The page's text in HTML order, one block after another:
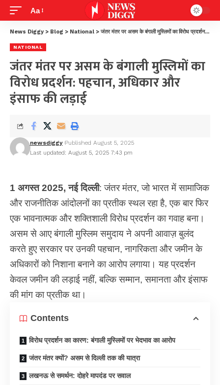
Aa
News Diggy > Blog > National > जंतर मंतर पर असम के बंगाली मुस्लिमों का विरोध प्रदर्शन: पहचान, अधिकार और इंसाफ की लड़ाई
NATIONAL
जंतर मंतर पर असम के बंगाली मुस्लिमों का
विरोध प्रदर्शन: पहचान, अधिकार और
इंसाफ की लड़ाई
Last updated: August 5, 2025 7:43 pm
newsdiggy Published August 5, 2025
1 अगस्त 2025, नई दिल्ली: जंतर मंतर, जो भारत में सामाजिक
और राजनीतिक आंदोलनों का प्रतीक स्थल रहा है, एक बार फिर
एक भावनात्मक और शक्तिशाली विरोध प्रदर्शन का गवाह बना।
असम से आए बंगाली मुस्लिम समुदाय ने अपनी आवाज़ बुलंद
करते हुए सरकार पर उनकी पहचान, नागरिकता और जमीन के
अधिकारों को निशाना बनाने का आरोप लगाया। यह प्रदर्शन
केवल जमीन की लड़ाई नहीं, बल्कि सम्मान, समानता और इंसाफ
की मांग का प्रतीक था।
Contents
विरोध प्रदर्शन का कारण: बंगाली मुस्लिमों पर भेदभाव का आरोप
जंतर मंतर क्यों? असम से दिल्ली तक की यात्रा
लखनऊ से समर्थन: दोहरे मापदंड पर सवाल